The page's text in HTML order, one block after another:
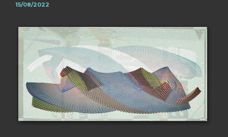
15/08/2022